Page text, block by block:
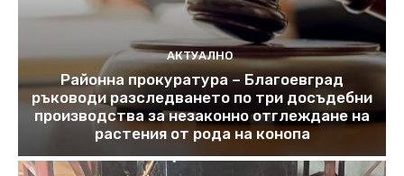
АКТУАЛНО
Районна прокуратура – Благоевград
ръководи разследването по три досъдебни
производства за незаконно отглеждане на
растения от рода на конопа